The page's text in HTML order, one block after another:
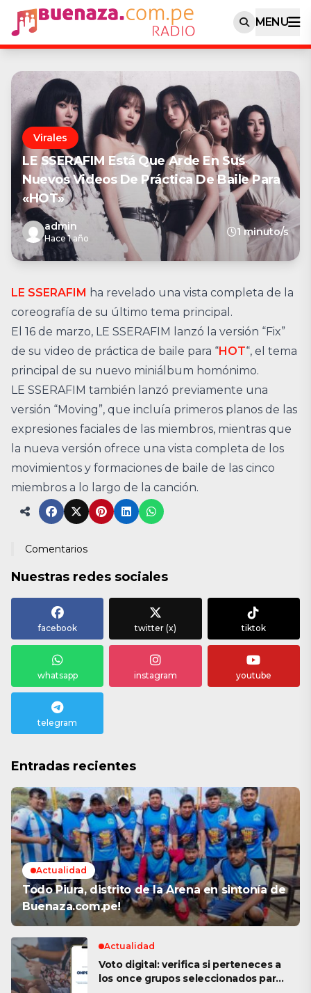
MENU
Virales
LE SSERAFIM Está Que Arde En Sus
Nuevos Videos De Práctica De Baile Para
«HOT»
admin
Hace 1 año
1 minuto/s
LE SSERAFIM ha revelado una vista completa de la
coreografía de su último tema principal.
El 16 de marzo, LE SSERAFIM lanzó la versión “Fix”
de su video de práctica de baile para “HOT“, el tema
principal de su nuevo miniálbum homónimo.
LE SSERAFIM también lanzó previamente una
versión “Moving”, que incluía primeros planos de las
expresiones faciales de las miembros, mientras que
la nueva versión ofrece una vista completa de los
movimientos y formaciones de baile de las cinco
miembros a lo largo de la canción.
Comentarios
Nuestras redes sociales
facebook twitter (x) tiktok
whatsapp instagram youtube
telegram
Entradas recientes
Actualidad
Todo Piura, distrito de la Arena en sintonía de
Buenaza.com.pe!
Actualidad
Voto digital: verifica si perteneces a
los once grupos seleccionados para